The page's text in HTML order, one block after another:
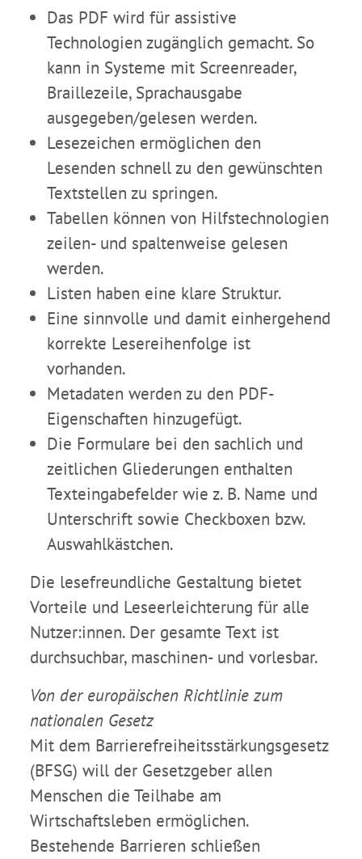
Das PDF wird für assistive
Technologien zugänglich gemacht. So
kann in Systeme mit Screenreader,
Braillezeile, Sprachausgabe
ausgegeben/gelesen werden.
Lesezeichen ermöglichen den
Lesenden schnell zu den gewünschten
Textstellen zu springen.
Tabellen können von Hilfstechnologien
zeilen- und spaltenweise gelesen
werden.
Listen haben eine klare Struktur.
Eine sinnvolle und damit einhergehend
korrekte Lesereihenfolge ist
vorhanden.
Metadaten werden zu den PDF-
Eigenschaften hinzugefügt.
Die Formulare bei den sachlich und
zeitlichen Gliederungen enthalten
Texteingabefelder wie z. B. Name und
Unterschrift sowie Checkboxen bzw.
Auswahlkästchen.
Die lesefreundliche Gestaltung bietet
Vorteile und Leseerleichterung für alle
Nutzer:innen. Der gesamte Text ist
durchsuchbar, maschinen- und vorlesbar.
Von der europäischen Richtlinie zum
nationalen Gesetz
Mit dem Barrierefreiheitsstärkungsgesetz
(BFSG) will der Gesetzgeber allen
Menschen die Teilhabe am
Wirtschaftsleben ermöglichen.
Bestehende Barrieren schließen